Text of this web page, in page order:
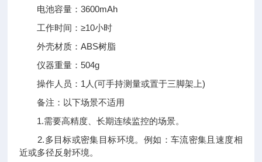
电池容量：3600mAh
工作时间：≥10小时
外壳材质：ABS树脂
仪器重量：504g
操作人员：1人(可手持测量或置于三脚架上)
备注：以下场景不适用
1.需要高精度、长期连续监控的场景。
2.多目标或密集目标环境。例如：车流密集且速度相
近或多径反射环境。